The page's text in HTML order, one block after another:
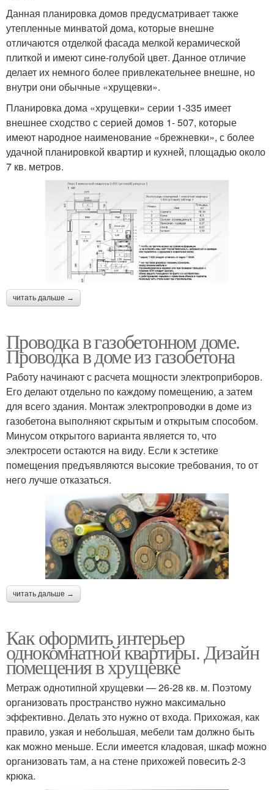
Данная планировка домов предусматривает также
утепленные минватой дома, которые внешне
отличаются отделкой фасада мелкой керамической
плиткой и имеют сине-голубой цвет. Данное отличие
делает их немного более привлекательнее внешне, но
внутри они обычные «хрущевки».
Планировка дома «хрущевки» серии 1-335 имеет
внешнее сходство с серией домов 1- 507, которые
имеют народное наименование «брежневки», с более
удачной планировкой квартир и кухней, площадью около
7 кв. метров.
читать дальше →
Проводка в газобетонном доме.
Проводка в доме из газобетона
Работу начинают с расчета мощности электроприборов.
Его делают отдельно по каждому помещению, а затем
для всего здания. Монтаж электропроводки в доме из
газобетона выполняют скрытым и открытым способом.
Минусом открытого варианта является то, что
электросети остаются на виду. Если к эстетике
помещения предъявляются высокие требования, то от
него лучше отказаться.
читать дальше →
Как оформить интерьер
однокомнатной квартиры. Дизайн
помещения в хрущевке
Метраж однотипной хрущевки — 26-28 кв. м. Поэтому
организовать пространство нужно максимально
эффективно. Делать это нужно от входа. Прихожая, как
правило, узкая и небольшая, мебели там должно быть
как можно меньше. Если имеется кладовая, шкаф можно
организовать там, а на стене прихожей повесить 2-3
крюка.